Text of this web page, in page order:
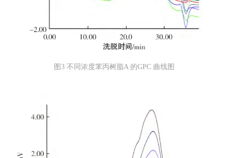
图3 不同浓度苯丙树脂A 的GPC 曲线图